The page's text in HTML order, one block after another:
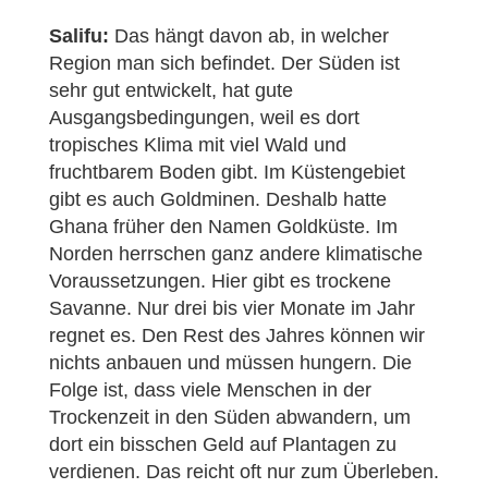
Salifu: Das hängt davon ab, in welcher
Region man sich befindet. Der Süden ist
sehr gut entwickelt, hat gute
Ausgangsbedingungen, weil es dort
tropisches Klima mit viel Wald und
fruchtbarem Boden gibt. Im Küstengebiet
gibt es auch Goldminen. Deshalb hatte
Ghana früher den Namen Goldküste. Im
Norden herrschen ganz andere klimatische
Voraussetzungen. Hier gibt es trockene
Savanne. Nur drei bis vier Monate im Jahr
regnet es. Den Rest des Jahres können wir
nichts anbauen und müssen hungern. Die
Folge ist, dass viele Menschen in der
Trockenzeit in den Süden abwandern, um
dort ein bisschen Geld auf Plantagen zu
verdienen. Das reicht oft nur zum Überleben.